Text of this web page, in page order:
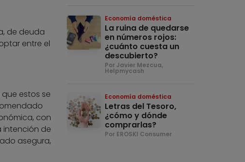
de deuda
entre el
estos se
con
intención de
asegura,
Economía doméstica
La ruina de quedarse
en números rojos:
¿cuánto cuesta un
descubierto?
Por Javier Mezcua,
Helpmycash
Economía doméstica
Letras del Tesoro,
¿cómo y dónde
comprarlas?
Por EROSKI Consumer